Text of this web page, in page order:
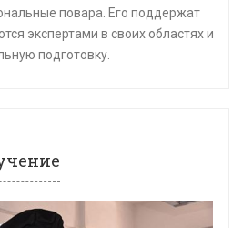
повара. Его поддержат
экспертами в своих областях и
подготовку.